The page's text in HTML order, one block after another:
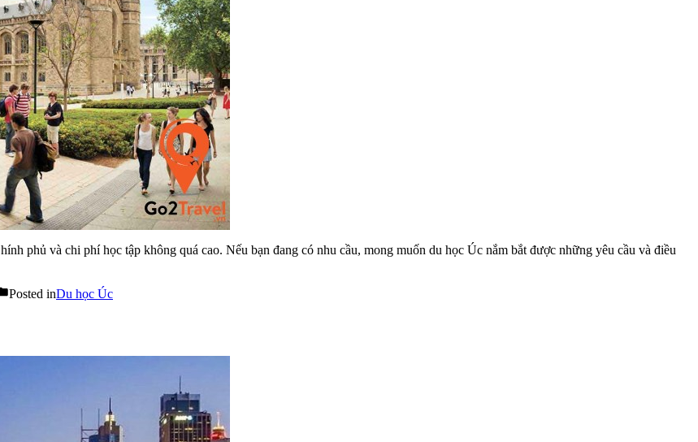
phủ và chi phí học tập không quá cao. Nếu bạn đang có nhu cầu, mong muốn du học Úc nắm bắt được những yêu cầu và điều
Posted inDu học Úc